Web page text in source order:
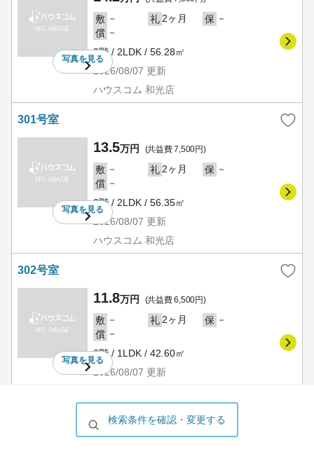
写真を見る
敷 － 礼 2ヶ月 保 －
償 －
2階 / 2LDK / 56.28㎡
2026/08/07 更新
ハウスコム 和光店
301号室
写真を見る
13.5万円 (共益費 7,500円)
敷 － 礼 2ヶ月 保 －
償 －
3階 / 2LDK / 56.35㎡
2026/08/07 更新
ハウスコム 和光店
302号室
写真を見る
11.8万円 (共益費 6,500円)
敷 － 礼 2ヶ月 保 －
償 －
3階 / 1LDK / 42.60㎡
2026/08/07 更新
検索条件を確認・変更する